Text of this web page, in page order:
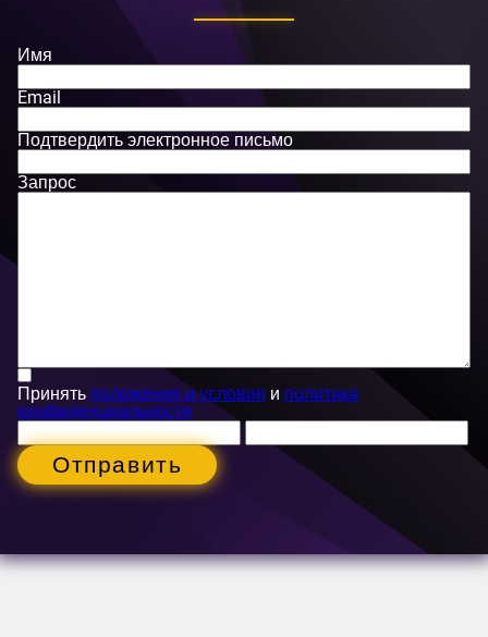
Имя
Email
Подтвердить электронное письмо
Запрос
Принять положения и условия и политика
конфиденциальности
Отправить